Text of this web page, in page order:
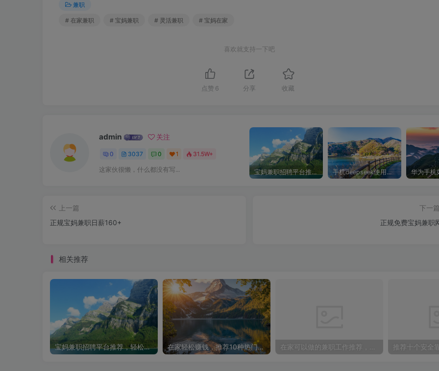
兼职
# 在家兼职 # 宝妈兼职 # 灵活兼职 # 宝妈在家
喜欢就支持一下吧
点赞 6 分享 收藏
admin 关注
0 3037 0 1 31.5W+
这家伙很懒，什么都没有写... 宝妈兼职招聘平台推荐，轻松找到理想工作！ 手机deepseek使用全攻略，轻松实现画图与炒股功能
上一篇
正规宝妈兼职日薪160+
下一
正规免费宝妈兼职
相关推荐
宝妈兼职招聘平台推荐，轻松找到理想工作！ 在家轻松赚钱，推荐10种热门网上兼职项目！